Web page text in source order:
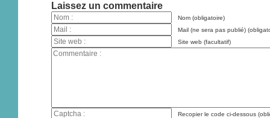
Laissez un commentaire
Nom (obligatoire)
Mail (ne sera pas publié)
Site web (facultatif)
Recopier le code ci-dessous